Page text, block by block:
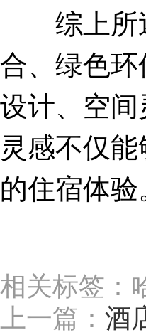
综上所述
合、绿色
设计、空
灵感不仅
的住宿体验
相关标签：
上一篇： 酒